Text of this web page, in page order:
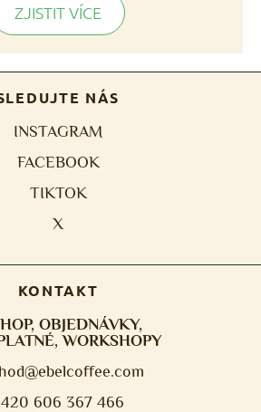
ZJISTIT VÍCE
NÁS
INSTAGRAM
FACEBOOK
TIKTOK
X
KONTAKT
OBJEDNÁVKY,
WORKSHOPY
606 367 466